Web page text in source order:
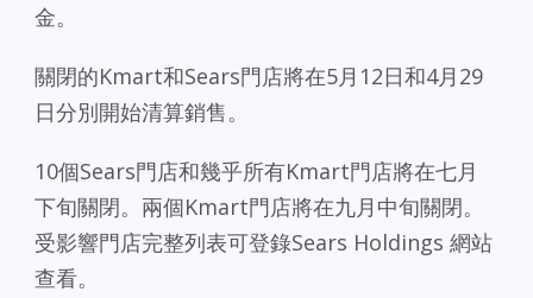
金。
關閉的Kmart和Sears門店將在5月12日和4月29
日分別開始清算銷售。
10個Sears門店和幾乎所有Kmart門店將在七月
下旬關閉。兩個Kmart門店將在九月中旬關閉。
受影響門店完整列表可登錄Sears Holdings 網站
查看。